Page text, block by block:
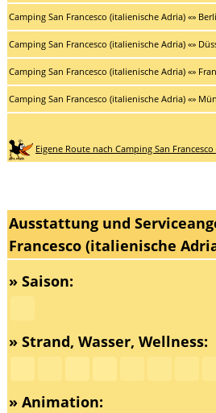
Camping San Francesco (italienische Adria) «»
Camping San Francesco (italienische Adria) «»
Camping San Francesco (italienische Adria) «»
Camping San Francesco (italienische Adria) «»
Eigene Route nach Camping San
Ausstattung und
Francesco (italienische
» Saison:
» Strand, Wasser, Wellness:
» Animation: